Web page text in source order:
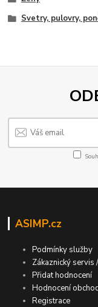
Svetry, pulovry,
ASIMP.cz
Podmínky služby
Zákaznický servis
Přidat hodnocení
Hodnocení
Registrace